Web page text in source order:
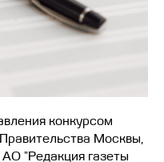
конкурсом
Москвы,
"Редакция газеты